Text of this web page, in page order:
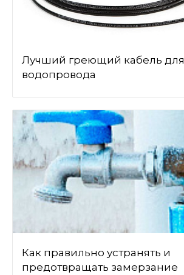
Лучший греющий кабель для
водопровода
Как правильно устранять и
предотвращать замерзание